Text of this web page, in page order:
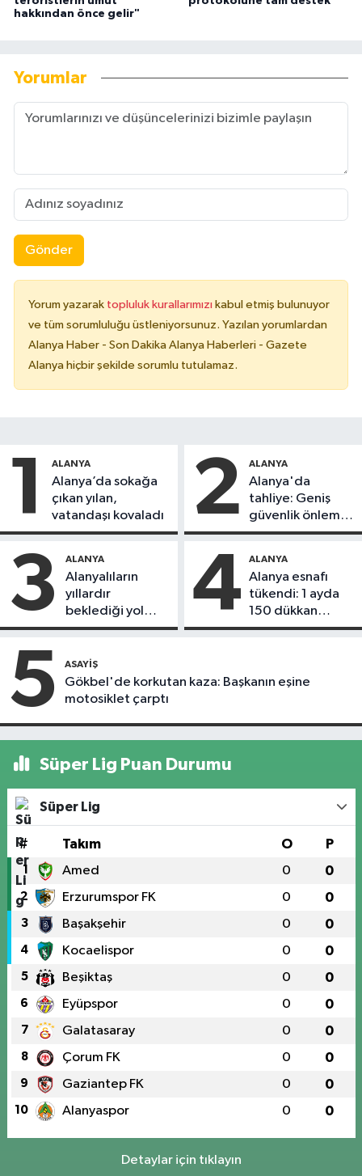
hakkından önce gelir"
Yorumlar
Gönder
Yorum yazarak topluluk kurallarımızı kabul etmiş bulunuyor
ve tüm sorumluluğu üstleniyorsunuz. Yazılan yorumlardan
Alanya Haber - Son Dakika Alanya Haberleri - Gazete
Alanya hiçbir şekilde sorumlu tutulamaz.
1 ALANYA
Alanya’da sokağa
çıkan yılan,
vatandaşı kovaladı
2 ALANYA
Alanya'da
tahliye: Geniş
güvenlik önlemi
alındı
3 ALANYA
Alanyalıların
yıllardır
beklediği yol
askıdan döndü
4 ALANYA
Alanya esnafı
tükendi: 1 ayda
150 dükkan
kapandı
5 ASAYIŞ
Gökbel'de korkutan kaza: Başkanın eşine
motosiklet çarptı
Süper Lig Puan Durumu
Süper Lig
# Takım O P
1 Amed 0 0
2 Erzurumspor FK 0 0
3 Başakşehir 0 0
4 Kocaelispor 0 0
5 Beşiktaş 0 0
6 Eyüpspor 0 0
7 Galatasaray 0 0
8 Çorum FK 0 0
9 Gaziantep FK 0 0
10 Alanyaspor 0 0
Detaylar için tıklayın